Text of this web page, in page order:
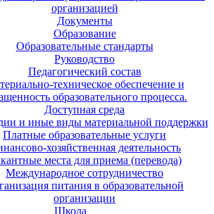
организацией
Документы
Образование
Образовательные стандарты
Руководство
Педагогический состав
техническое обеспечение и
образовательного процесса.
Доступная среда
и иные виды материальной поддержки
Платные образовательные услуги
хозяйственная деятельность
места для приема (перевода)
Международное сотрудничество
питания в образовательной
организации
Школа